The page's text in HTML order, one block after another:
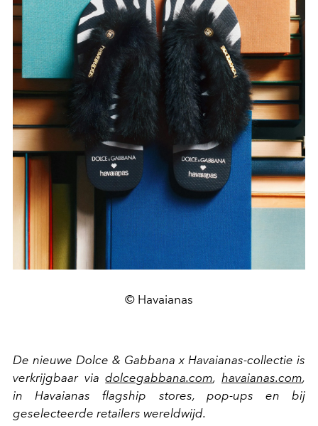
© Havaianas
De nieuwe Dolce & Gabbana x Havaianas-collectie is
verkrijgbaar viadolcegabbana.com,havaianas.com,
in Havaianas flagship stores, pop-ups en bij
geselecteerde retailers wereldwijd.